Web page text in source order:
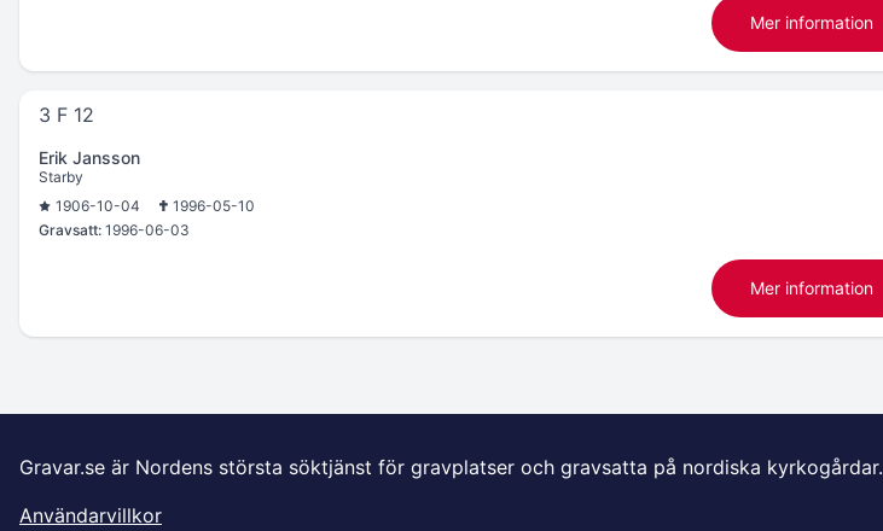
Mer information
3 F 12
Erik Jansson
Starby
1906-10-04
1996-05-10
Gravsatt: 1996-06-03
Mer information
Gravar.se är Nordens största söktjänst för gravplatser och gravsatta på nordiska kyrkogårdar.
Användarvillkor